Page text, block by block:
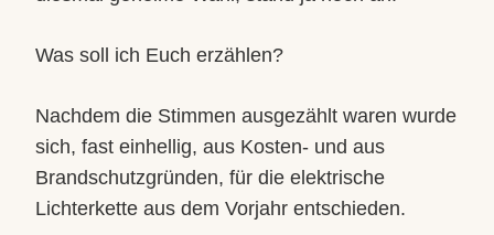
Was soll ich Euch erzählen?
Nachdem die Stimmen ausgezählt waren wurde
sich, fast einhellig, aus Kosten- und aus
Brandschutzgründen, für die elektrische
Lichterkette aus dem Vorjahr entschieden.